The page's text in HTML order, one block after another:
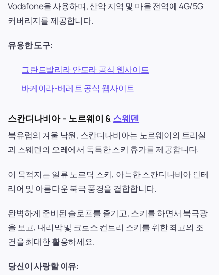
Vodafone을 사용하며, 산악 지역 및 마을 전역에 4G/5G
커버리지를 제공합니다.
유용한 도구:
그란드발리라 안도라 공식 웹사이트
바케이라-베레트 공식 웹사이트
스칸디나비아 – 노르웨이 & 스웨덴
북유럽의 겨울 낙원, 스칸디나비아는 노르웨이의 트리실
과 스웨덴의 오레에서 독특한 스키 휴가를 제공합니다.
이 목적지는 일류 노르딕 스키, 아늑한 스칸디나비아 인테
리어 및 아름다운 북극 풍경을 결합합니다.
완벽하게 준비된 슬로프를 즐기고, 스키를 하면서 북극광
을 보고, 내리막 및 크로스 컨트리 스키를 위한 최고의 조
건을 최대한 활용하세요.
당신이 사랑할 이유: